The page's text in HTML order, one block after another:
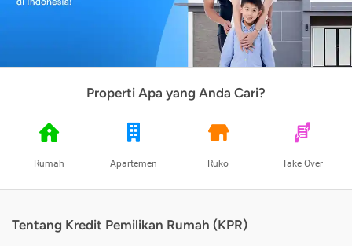
Properti Apa yang Anda Cari?
Rumah Apartemen Ruko Take Over
Tentang Kredit Pemilikan Rumah (KPR)